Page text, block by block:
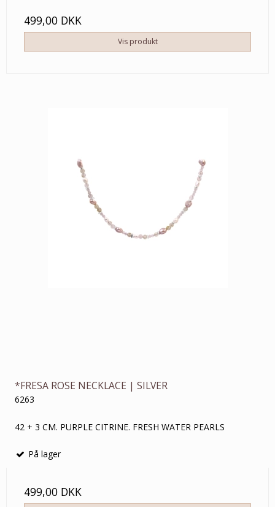
499,00 DKK
Vis produkt
*FRESA ROSE NECKLACE | SILVER
6263
42 + 3 CM. PURPLE CITRINE. FRESH WATER PEARLS
På lager
499,00 DKK